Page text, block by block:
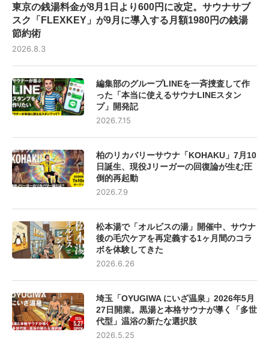
東京の銭湯料金が8月1日より600円に改定。サウナサブ
スク「FLEXKEY」が9月に導入する月額1980円の銭湯
節約術
2026.8.3
編集部のグループLINEを一斉捜査して作
った「本当に使えるサウナLINEスタン
プ」開発記
2026.7.15
柏のリカバリーサウナ「KOHAKU」7月10
日誕生、現役Jリーガーの回復論が生む圧
倒的再起動
2026.7.9
松本湯で「オルビスの湯」開催中、サウナ
後の毛穴ケアを再定義する1ヶ月間のコラ
ボを体験してきた
2026.6.26
埼玉「OYUGIWA にいざ温泉」2026年5月
27日開業。黒湯と本格サウナが導く「多世
代型」温浴の新たな選択肢
2026.5.25